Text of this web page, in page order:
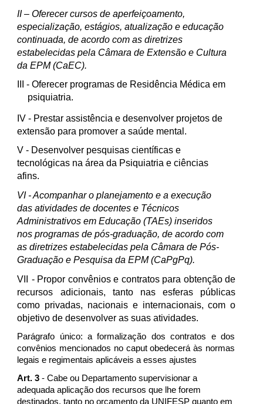
II – Oferecer cursos de aperfeiçoamento,
especialização, estágios, atualização e educação
continuada, de acordo com as diretrizes
estabelecidas pela Câmara de Extensão e Cultura
da EPM (CaEC).
- Oferecer programas de Residência Médica em
psiquiatria.
IV - Prestar assistência e desenvolver projetos de
extensão para promover a saúde mental.
V - Desenvolver pesquisas científicas e
tecnológicas na área da Psiquiatria e ciências
afins.
VI - Acompanhar o planejamento e a execução
das atividades de docentes e Técnicos
Administrativos em Educação (TAEs) inseridos
nos programas de pós-graduação, de acordo com
as diretrizes estabelecidas pela Câmara de Pós-
Graduação e Pesquisa da EPM (CaPgPq).
VII
- Propor convênios e contratos para obtenção de
recursos adicionais, tanto nas esferas públicas
como privadas, nacionais e internacionais, com o
objetivo de desenvolver as suas atividades.
Parágrafo único: a formalização dos contratos e dos
convênios mencionados no caput obedecerá às normas
legais e regimentais aplicáveis a esses ajustes
Art. 3- Cabe ou Departamento supervisionar a
adequada aplicação dos recursos que lhe forem
destinados, tanto no orçamento da UNIFESP quanto em